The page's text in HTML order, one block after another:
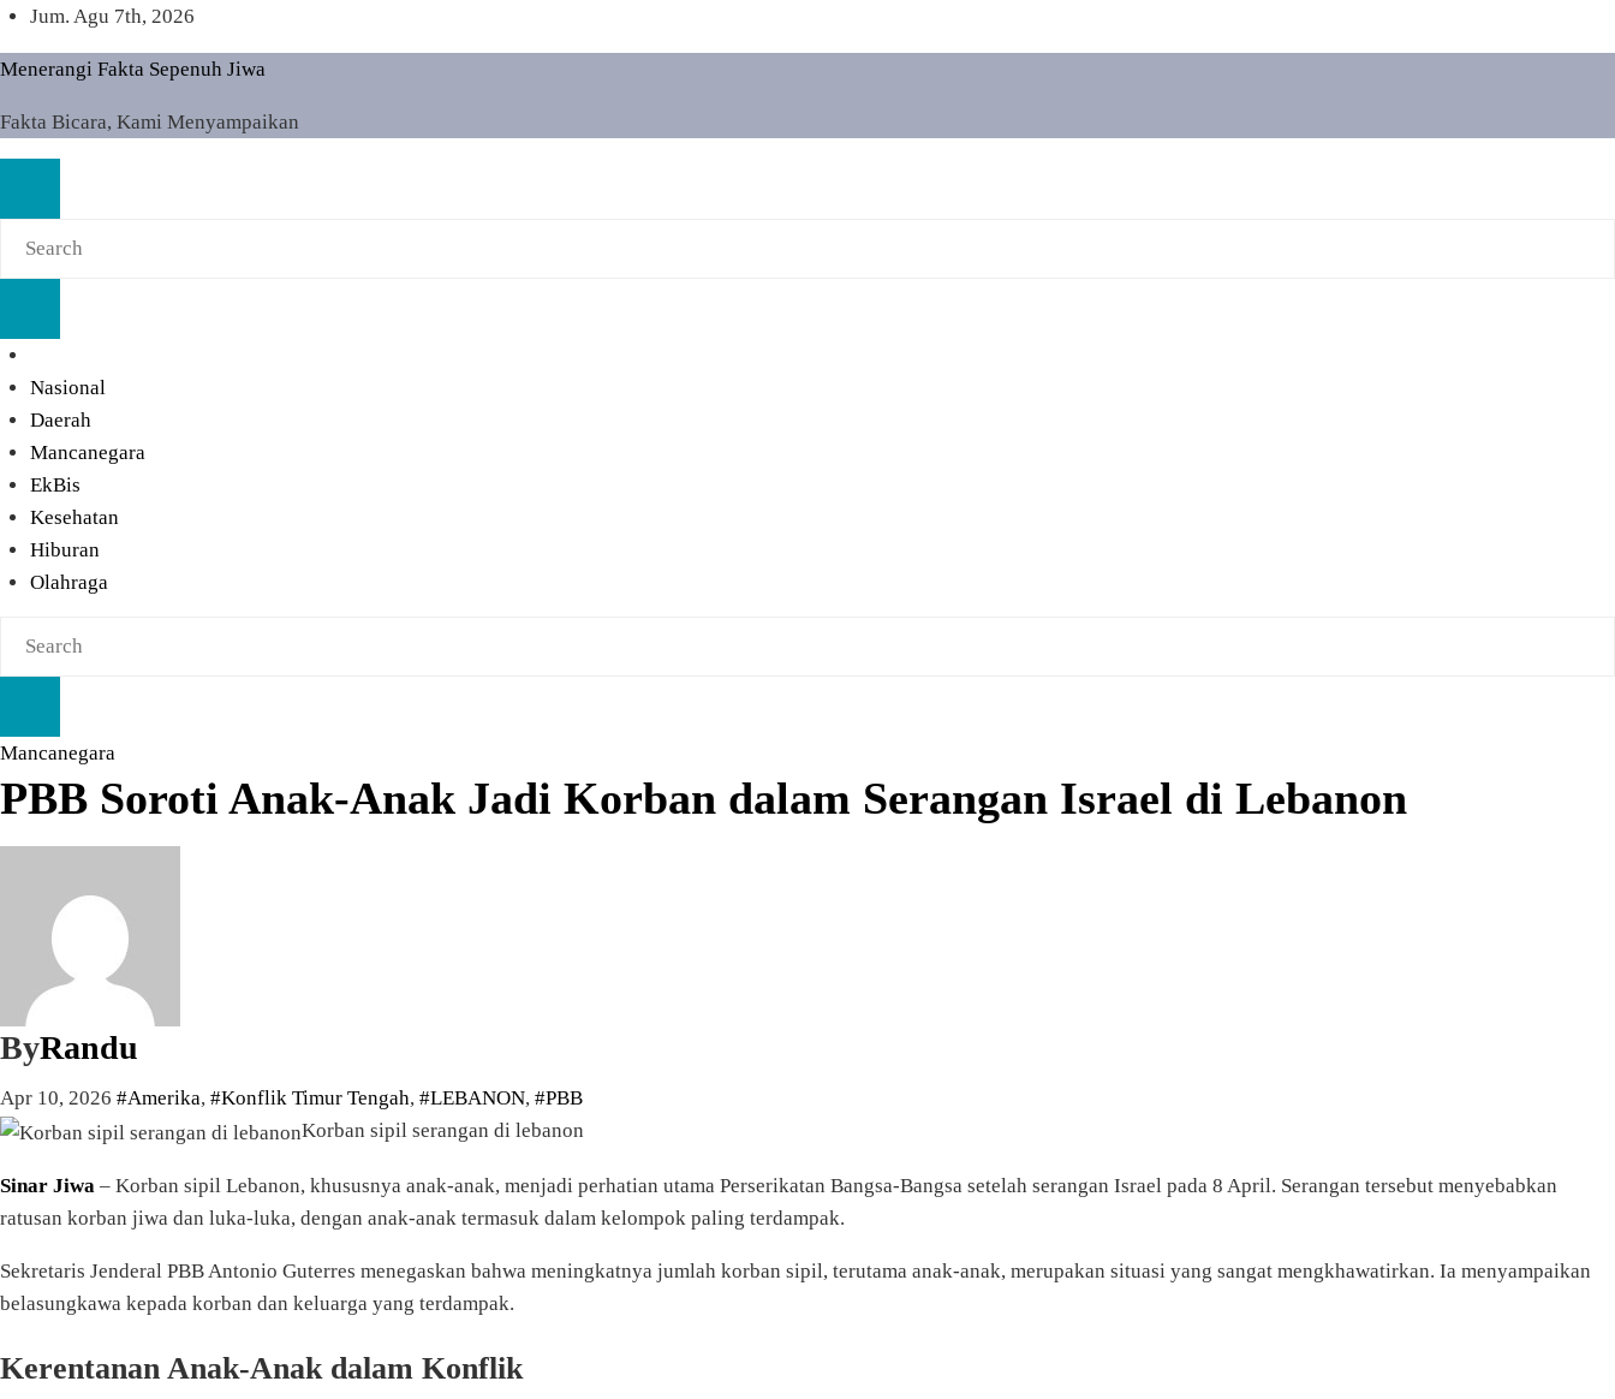
Skip
to
content
Jum. Agu 7th, 2026
Menerangi Fakta Sepenuh Jiwa
Fakta Bicara, Kami Menyampaikan
Nasional
Daerah
Mancanegara
EkBis
Kesehatan
Hiburan
Olahraga
Mancanegara
PBB Soroti Anak-Anak Jadi Korban dalam Serangan Israel di Lebanon
ByRandu
Apr 10, 2026 #Amerika, #Konflik Timur Tengah, #LEBANON, #PBB
Korban sipil serangan di lebanon
Sinar Jiwa – Korban sipil Lebanon, khususnya anak-anak, menjadi perhatian utama Perserikatan Bangsa-Bangsa setelah serangan Israel pada 8 April. Serangan tersebut menyebabkan
ratusan korban jiwa dan luka-luka, dengan anak-anak termasuk dalam kelompok paling terdampak.
Sekretaris Jenderal PBB Antonio Guterres menegaskan bahwa meningkatnya jumlah korban sipil, terutama anak-anak, merupakan situasi yang sangat mengkhawatirkan. Ia menyampaikan
belasungkawa kepada korban dan keluarga yang terdampak.
Kerentanan Anak-Anak dalam Konflik